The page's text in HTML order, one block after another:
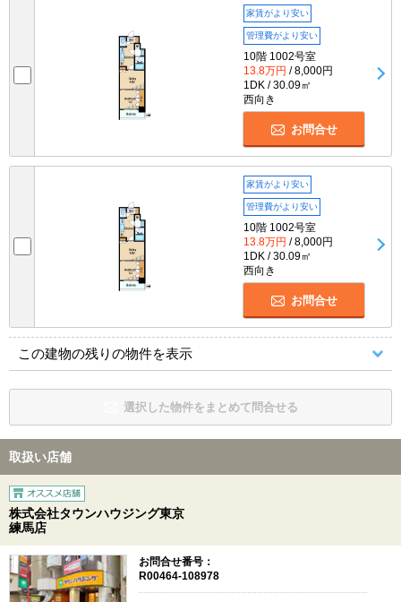
家賃がより安い
管理費がより安い
10階 1002号室
13.8万円 / 8,000円
1DK / 30.09㎡
西向き
お問合せ
家賃がより安い
管理費がより安い
10階 1002号室
13.8万円 / 8,000円
1DK / 30.09㎡
西向き
お問合せ
この建物の残りの物件を表示
選択した物件をまとめて問合せる
取扱い店舗
株式会社タウンハウジング東京
練馬店
お問合せ番号：
R00464-108978